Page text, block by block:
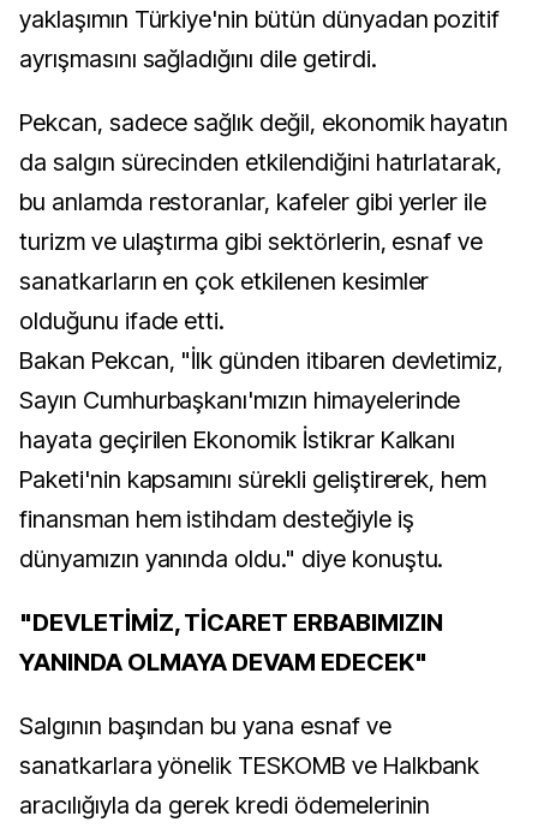
yaklaşımın Türkiye'nin bütün dünyadan pozitif
ayrışmasını sağladığını dile getirdi.
Pekcan, sadece sağlık değil, ekonomik hayatın
da salgın sürecinden etkilendiğini hatırlatarak,
bu anlamda restoranlar, kafeler gibi yerler ile
turizm ve ulaştırma gibi sektörlerin, esnaf ve
sanatkarların en çok etkilenen kesimler
olduğunu ifade etti.
Bakan Pekcan, "İlk günden itibaren devletimiz,
Sayın Cumhurbaşkanı'mızın himayelerinde
hayata geçirilen Ekonomik İstikrar Kalkanı
Paketi'nin kapsamını sürekli geliştirerek, hem
finansman hem istihdam desteğiyle iş
dünyamızın yanında oldu." diye konuştu.
"DEVLETİMİZ, TİCARET ERBABIMIZIN
YANINDA OLMAYA DEVAM EDECEK"
Salgının başından bu yana esnaf ve
sanatkarlara yönelik TESKOMB ve Halkbank
aracılığıyla da gerek kredi ödemelerinin